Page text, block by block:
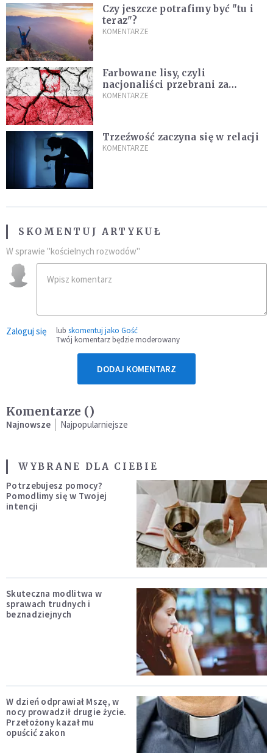
Czy jeszcze potrafimy być "tu i
teraz"?
KOMENTARZE
Farbowane lisy, czyli
nacjonaliści przebrani za
chrześcijan
KOMENTARZE
Trzeźwość zaczyna się w relacji
KOMENTARZE
SKOMENTUJ ARTYKUŁ
W sprawie "kościelnych rozwodów"
Zaloguj się lub skomentuj jako Gość
Twój komentarz będzie moderowany
DODAJ KOMENTARZ
Komentarze ()
Najnowsze Najpopularniejsze
WYBRANE DLA CIEBIE
Potrzebujesz pomocy?
Pomodlimy się w Twojej
intencji
Skuteczna modlitwa w
sprawach trudnych i
beznadziejnych
W dzień odprawiał Mszę, w
nocy prowadził drugie życie.
Przełożony kazał mu
opuścić zakon